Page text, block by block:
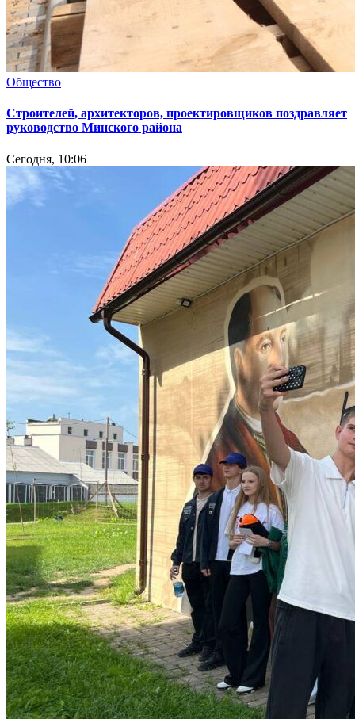
Общество
Cтроителей, архитекторов, проектировщиков поздравляет
руководство Минского района
Сегодня, 10:06